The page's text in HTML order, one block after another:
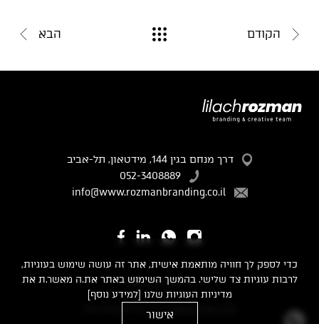
הקודם הבא
כדי לספק לך חוויה מותאמת אישית, אתר זה עושה שימוש בעוגיות,
לרבות עוגיות צד שלישי. בהמשך השימוש באתר את.ה מאשר.ת את
מדיניות העוגיות שלנו [למידע נוסף]
אישור
דרך מנחם בגין 144, מידטאון, תל-אביב
052-3408889
info@www.rozmanbranding.co.il
מדיניות פרטיות
Developed byTL Interactive LTD